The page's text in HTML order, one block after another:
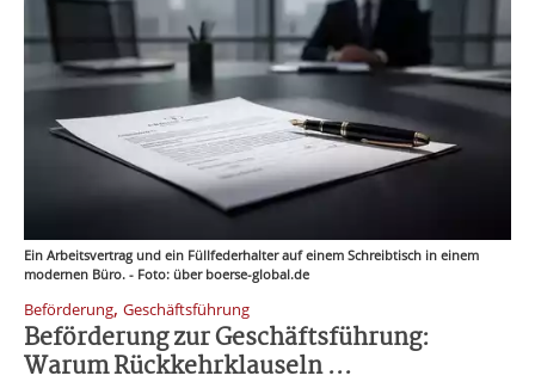
Ein Arbeitsvertrag und ein Füllfederhalter auf einem Schreibtisch in einem
modernen Büro. - Foto: über boerse-global.de
Beförderung, Geschäftsführung
Beförderung zur Geschäftsführung:
Warum Rückkehrklauseln ...